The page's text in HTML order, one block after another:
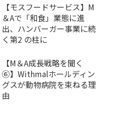
【モスフードサービス】M
＆Aで「和食」業態に進
出、ハンバーガー事業に続
く第2 の柱に
【M＆A 成長戦略を聞く
⑥】Withmalホールディン
グスが動物病院を束ねる理
由